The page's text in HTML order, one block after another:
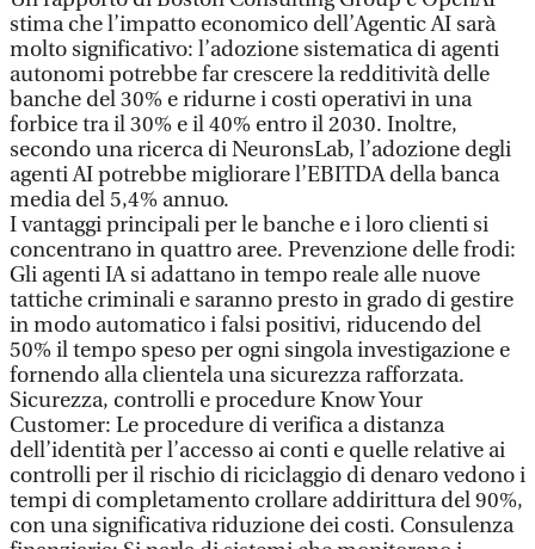
stima che l’impatto economico dell’Agentic AI sarà
molto significativo: l’adozione sistematica di agenti
autonomi potrebbe far crescere la redditività delle
banche del 30% e ridurne i costi operativi in una
forbice tra il 30% e il 40% entro il 2030. Inoltre,
secondo una ricerca di NeuronsLab, l’adozione degli
agenti AI potrebbe migliorare l’EBITDA della banca
media del 5,4% annuo.
I vantaggi principali per le banche e i loro clienti si
concentrano in quattro aree. Prevenzione delle frodi:
Gli agenti IA si adattano in tempo reale alle nuove
tattiche criminali e saranno presto in grado di gestire
in modo automatico i falsi positivi, riducendo del
50% il tempo speso per ogni singola investigazione e
fornendo alla clientela una sicurezza rafforzata.
Sicurezza, controlli e procedure Know Your
Customer: Le procedure di verifica a distanza
dell’identità per l’accesso ai conti e quelle relative ai
controlli per il rischio di riciclaggio di denaro vedono i
tempi di completamento crollare addirittura del 90%,
con una significativa riduzione dei costi. Consulenza